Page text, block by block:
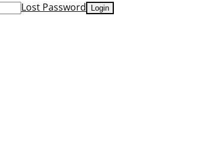
Lost Password